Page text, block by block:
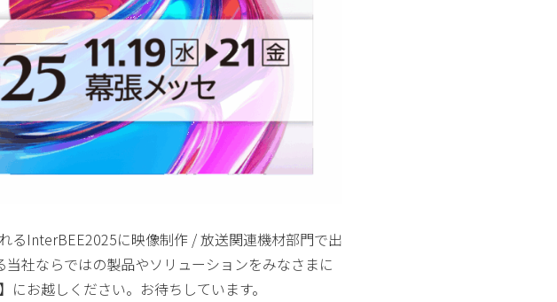
るInterBEE2025に映像制作 / 放送関連機材部門で出
社ならではの製品やソリューションをみなさまに
お越しください。お待ちしています。